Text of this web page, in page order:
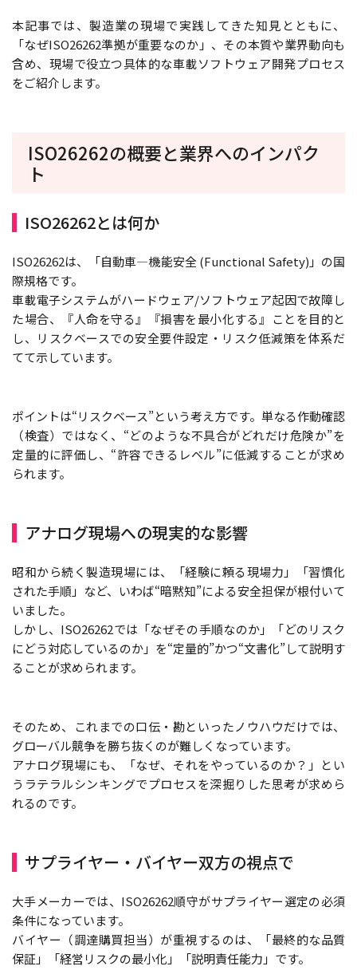
本記事では、製造業の現場で実践してきた知見とともに、
「なぜISO26262準拠が重要なのか」、その本質や業界動向も
含め、現場で役立つ具体的な車載ソフトウェア開発プロセス
をご紹介します。
ISO26262の概要と業界へのインパク
ト
ISO26262とは何か
ISO26262は、「自動車—機能安全 (Functional Safety)」の国
際規格です。
車載電子システムがハードウェア/ソフトウェア起因で故障し
た場合、『人命を守る』『損害を最小化する』ことを目的と
し、リスクベースでの安全要件設定・リスク低減策を体系だ
てて示しています。
ポイントは“リスクベース”という考え方です。単なる作動確認
（検査）ではなく、“どのような不具合がどれだけ危険か”を
定量的に評価し、“許容できるレベル”に低減することが求め
られます。
アナログ現場への現実的な影響
昭和から続く製造現場には、「経験に頼る現場力」「習慣化
された手順」など、いわば“暗黙知”による安全担保が根付いて
いました。
しかし、ISO26262では「なぜその手順なのか」「どのリスク
にどう対応しているのか」を“定量的”かつ“文書化”して説明す
ることが求められます。
そのため、これまでの口伝・勘といったノウハウだけでは、
グローバル競争を勝ち抜くのが難しくなっています。
アナログ現場にも、「なぜ、それをやっているのか？」とい
うラテラルシンキングでプロセスを深掘りした思考が求めら
れるのです。
サプライヤー・バイヤー双方の視点で
大手メーカーでは、ISO26262順守がサプライヤー選定の必須
条件になっています。
バイヤー（調達購買担当）が重視するのは、「最終的な品質
保証」「経営リスクの最小化」「説明責任能力」です。